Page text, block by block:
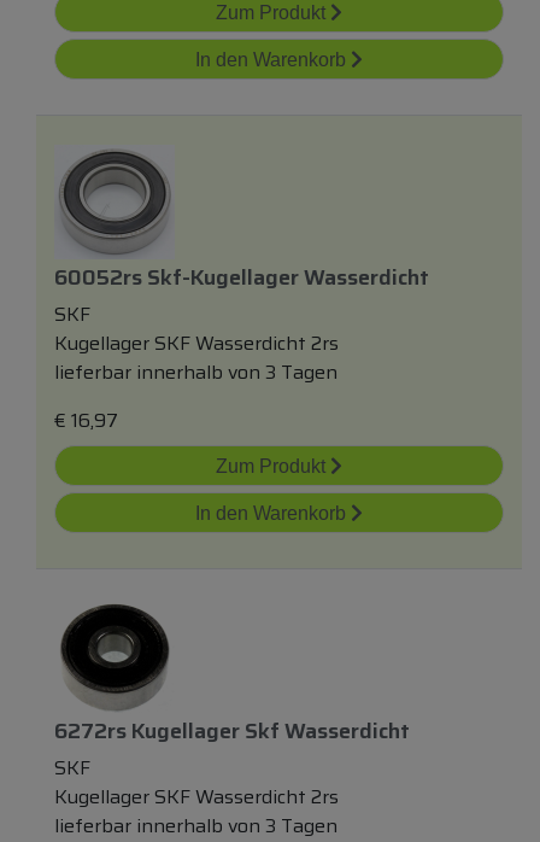
Zum Produkt
In den Warenkorb
60052rs Skf-Kugellager Wasserdicht
SKF
Kugellager SKF Wasserdicht 2rs
lieferbar innerhalb von 3 Tagen
€ 16,97
Zum Produkt
In den Warenkorb
6272rs Kugellager Skf Wasserdicht
SKF
Kugellager SKF Wasserdicht 2rs
lieferbar innerhalb von 3 Tagen